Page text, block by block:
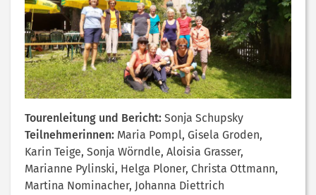
Tourenleitung und Bericht: Sonja Schupsky
Teilnehmerinnen: Maria Pompl, Gisela Groden,
Karin Teige, Sonja Wörndle, Aloisia Grasser,
Marianne Pylinski, Helga Ploner, Christa Ottmann,
Martina Nominacher, Johanna Diettrich